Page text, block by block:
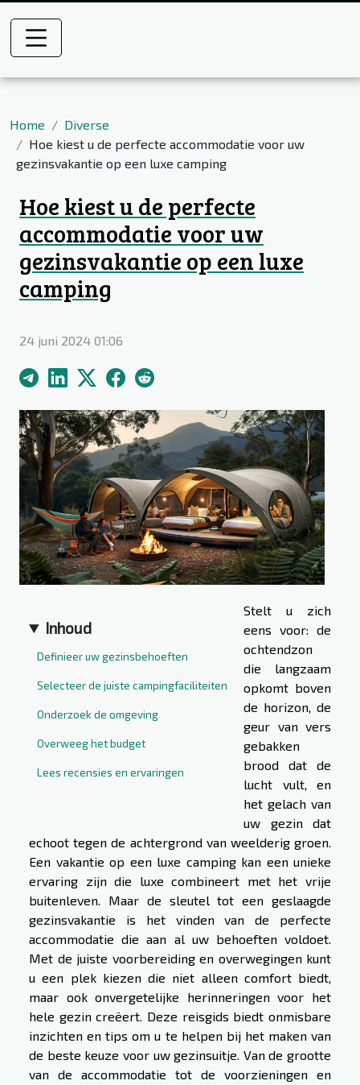
Home
Diverse
Hoe kiest u de perfecte accommodatie voor uw
gezinsvakantie op een luxe camping
Hoe kiest u de perfecte
accommodatie voor uw
gezinsvakantie op een luxe
camping
24 juni 2024 01:06
Inhoud
Definieer uw gezinsbehoeften
Selecteer de juiste campingfaciliteiten
Onderzoek de omgeving
Overweeg het budget
Lees recensies en ervaringen
Stelt u zich
eens voor: de
ochtendzon
die langzaam
opkomt boven
de horizon, de
geur van vers
gebakken
brood dat de
lucht vult, en
het gelach van
uw gezin dat
echoot tegen de achtergrond van weelderig groen.
Een vakantie op een luxe camping kan een unieke
ervaring zijn die luxe combineert met het vrije
buitenleven. Maar de sleutel tot een geslaagde
gezinsvakantie is het vinden van de perfecte
accommodatie die aan al uw behoeften voldoet.
Met de juiste voorbereiding en overwegingen kunt
u een plek kiezen die niet alleen comfort biedt,
maar ook onvergetelijke herinneringen voor het
hele gezin creëert. Deze reisgids biedt onmisbare
inzichten en tips om u te helpen bij het maken van
de beste keuze voor uw gezinsuitje. Van de grootte
van de accommodatie tot de voorzieningen en